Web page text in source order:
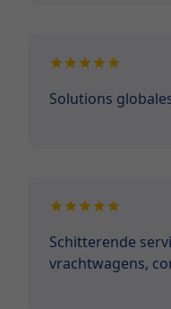
Solutions
Schitterende
vrachtwagens,